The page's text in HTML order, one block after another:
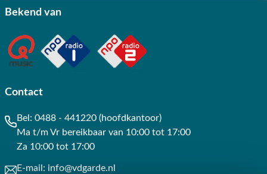
Bekend van
Contact
Bel: 0488 - 441220 (hoofdkantoor)
Ma t/m Vr bereikbaar van 10:00 tot 17:00
Za 10:00 tot 17:00
E-mail: info@vdgarde.nl